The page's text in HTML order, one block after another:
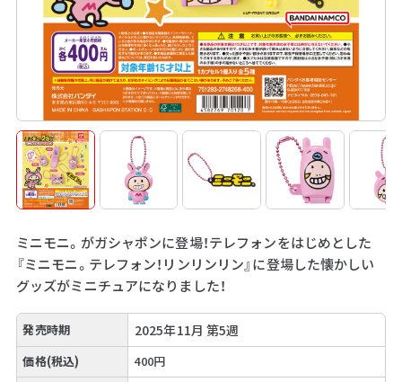
ミニモニ。がガシャポンに登場！テレフォンをはじめとした
『ミニモニ。テレフォン！リンリンリン』に登場した懐かしい
グッズがミニチュアになりました！
発売時期 2025年11月 第5週
価格(税込)
400円